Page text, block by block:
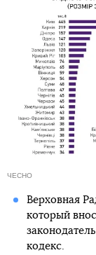
ЧЕСНО
Верховная
который
кодекс.